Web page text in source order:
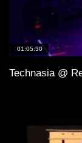
Quellen
Ben Klock
Sziget
01:05:30
Technasia @